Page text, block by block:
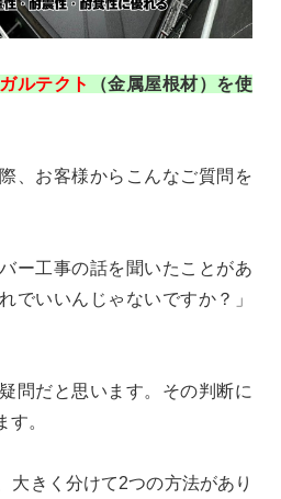
ガルテクト
（金属屋根材）を使
、お客様からこんなご質問を
ー工事の話を聞いたことがあ
でいいんじゃないですか？」
問だと思います。その判断に
す。
大きく分けて2つの方法があり